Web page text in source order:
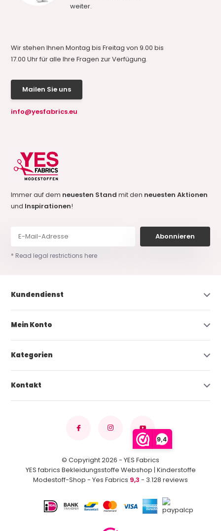
9,4
weiter.
Wir stehen Ihnen Montag bis Freitag von 9.00 bis
17.00 Uhr für alle Ihre Fragen zur Verfügung.
Mailen Sie uns
info@yesfabrics.eu
Immer auf dem neuesten Standmit den neuesten Aktionen
und Inspirationen!
Abonnieren
* Read legal restrictions here
Kundendienst
Mein Konto
Kategorien
Kontakt
© Copyright 2026 - YES Fabrics
YES fabrics Bekleidungsstoffe Webshop | Kinderstoffe
Modestoff-Shop - Yes Fabrics 9,3 - 3.128 reviews